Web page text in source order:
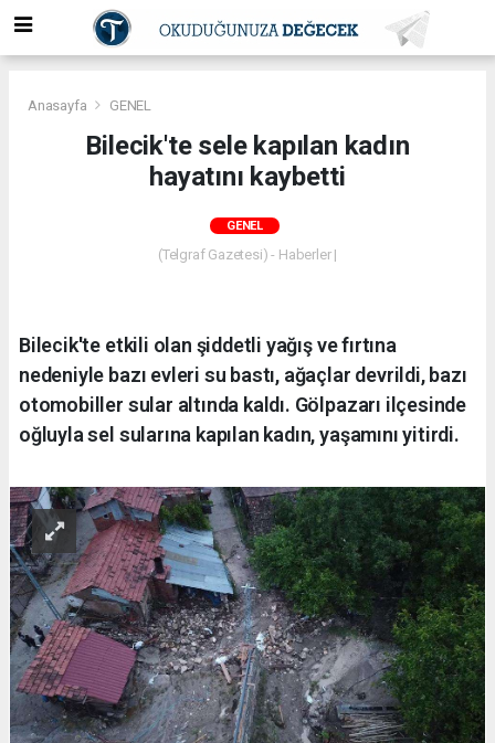
Anasayfa GENEL
Bilecik'te sele kapılan kadın
hayatını kaybetti
GENEL
(Telgraf Gazetesi) - Haberler |
Bilecik'te etkili olan şiddetli yağış ve fırtına
nedeniyle bazı evleri su bastı, ağaçlar devrildi, bazı
otomobiller sular altında kaldı. Gölpazarı ilçesinde
oğluyla sel sularına kapılan kadın, yaşamını yitirdi.